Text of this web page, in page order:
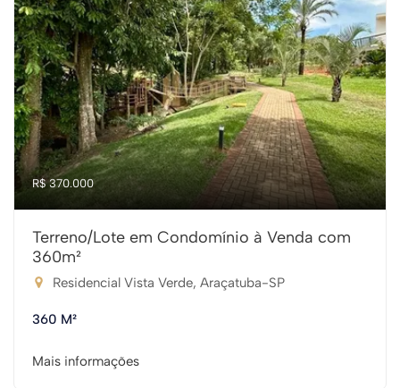
R$ 370.000
Terreno/Lote em Condomínio à Venda com
360m²
Residencial Vista Verde, Araçatuba-SP
360 M²
Mais informações